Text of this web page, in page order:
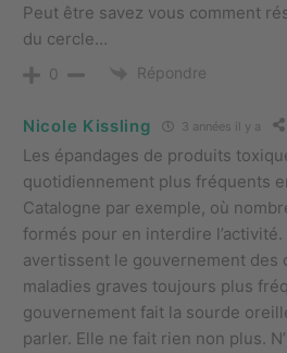
Peut être savez vous comment
du cercle…
0 Répondre
Nicole Kissling 3 années il y a
Les épandages de produits
quotidiennement plus fréquents
Catalogne par exemple, où
formés pour en interdire
avertissent le gouvernement des
maladies graves toujours plus
gouvernement fait la sourde
parler. Elle ne fait rien non plus.